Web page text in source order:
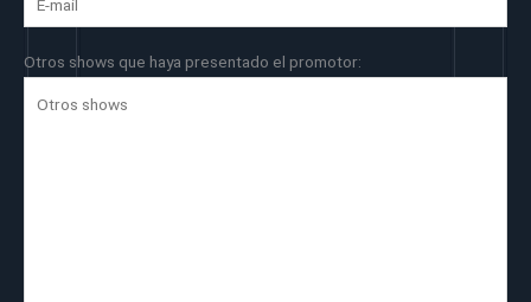
Otros shows que haya presentado el promotor: